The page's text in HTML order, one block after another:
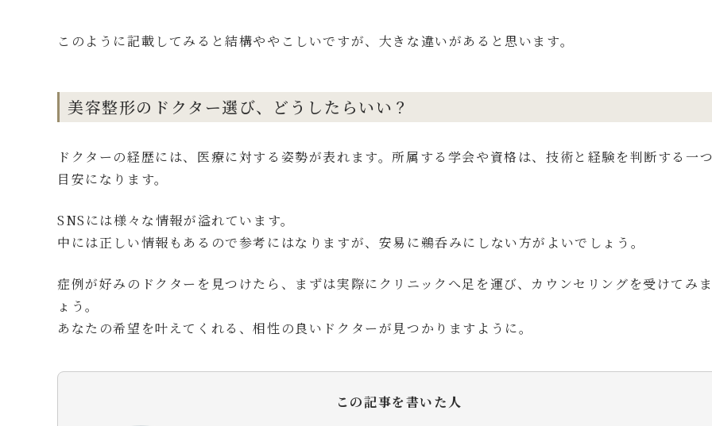
このように記載してみると結構ややこしいですが、大きな違いがあると思います。
美容整形のドクター選び、どうしたらいい？
ドクターの経歴には、医療に対する姿勢が表れます。所属する学会や資格は、技術と経験を判断する一
目安になります。
SNSには様々な情報が溢れています。
中には正しい情報もあるので参考にはなりますが、安易に鵜呑みにしない方がよいでしょう。
症例が好みのドクターを見つけたら、まずは実際にクリニックへ足を運び、カウンセリングを受けてみ
ょう。
あなたの希望を叶えてくれる、相性の良いドクターが見つかりますように。
この記事を書いた人